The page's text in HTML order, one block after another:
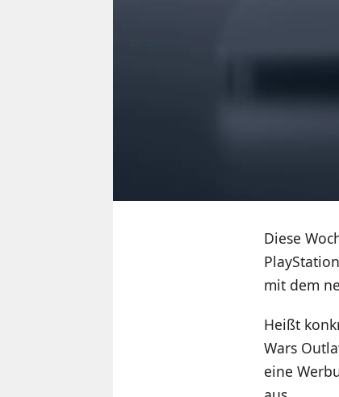
Diese
mit dem
Heißt
Wars
eine